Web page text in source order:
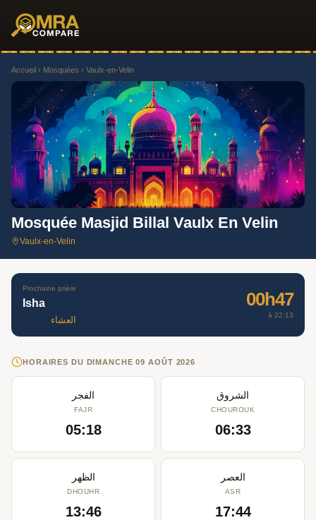
Accueil › Mosquées › Vaulx-en-Velin
Mosquée Masjid Billal Vaulx En Velin
Vaulx-en-Velin
Prochaine prière
Isha
العشاء
00h47
à 22:13
HORAIRES DU DIMANCHE 09 AOÛT 2026
الفجر
FAJR
05:18
الشروق
CHOUROUK
06:33
الظهر
DHOUHR
13:46
العصر
ASR
17:44